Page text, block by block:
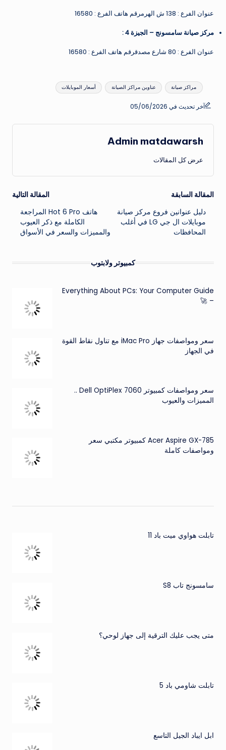
عنوان الفرع : 138 ش الهرمرقم هاتف الفرع : 16580
مركز صيانة سامسونج – الجيزة 4 :
عنوان الفرع : 80 شارع مصدقرقم هاتف الفرع : 16580
العلامات: أسعار الموبايلات عناوين مراكز الصيانة مراكز صيانة
آخر تحديث في 05/06/2026
Admin matdawarsh
عرض كل المقالات
تصفّح
المقالات
المقالة السابقة
دليل عنوانين فروع مركز صيانة
موبايلات ال جي LG في أغلب
المحافظات
المقالة التالية
هاتف Hot 6 Pro المراجعة
الكاملة مع ذكر العيوب
والمميزات والسعر في الأسواق
كمبيوتر ولابتوب
Everything About PCs: Your Computer Guide
– 🚀
سعر ومواصفات جهاز iMac Pro مع تناول نقاط القوة
في الجهاز
سعر ومواصفات كمبيوتر Dell OptiPlex 7060 ..
المميزات والعيوب
Acer Aspire GX-785 كمبيوتر مكتبي سعر
ومواصفات كاملة
تابلت هواوي ميت باد 11
سامسونج تاب S8
متى يجب عليك الترقية إلى جهاز لوحي؟
تابلت شاومي باد 5
ابل ايباد الجيل التاسع